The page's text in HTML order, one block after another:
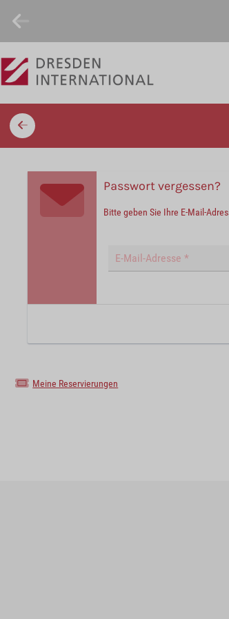
Passwort vergessen?
Bitte geben Sie Ihre E-Mail-
Meine Reservierungen